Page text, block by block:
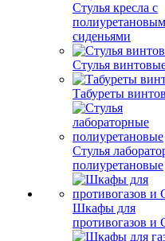
Стулья кресла с
сиденьями
Стулья
Табуреты
Стулья
полиуретановые
Шкафы для
противогазов и